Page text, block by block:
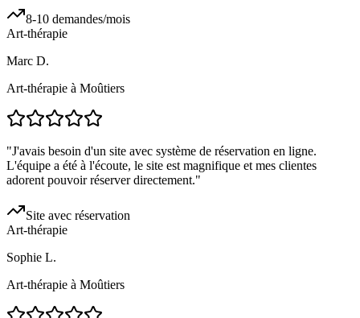
8-10 demandes/mois
Art-thérapie
Marc D.
Art-thérapie à Moûtiers
"J'avais besoin d'un site avec système de réservation en ligne.
L'équipe a été à l'écoute, le site est magnifique et mes clientes
adorent pouvoir réserver directement."
Site avec réservation
Art-thérapie
Sophie L.
Art-thérapie à Moûtiers